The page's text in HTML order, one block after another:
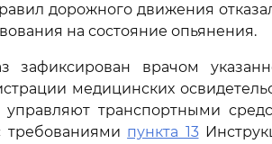
дорожного движения
на состояние опьянения.
зафиксирован врачом
медицинских
управляют транспортными
требованиями пункта 13